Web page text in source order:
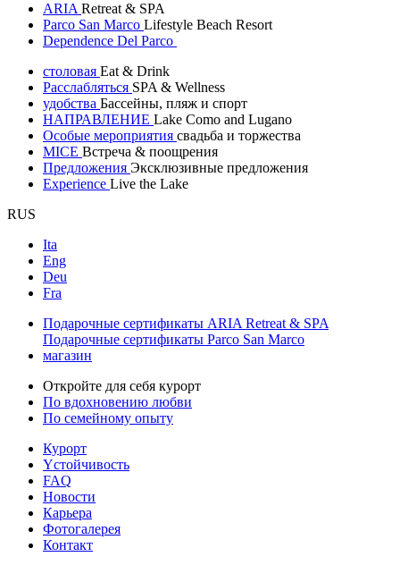
ARIA Retreat & SPA
Parco San Marco Lifestyle Beach Resort
Dependence Del Parco
столовая Eat & Drink
Расслабляться SPA & Wellness
удобства Бассейны, пляж и спорт
НАПРАВЛЕНИЕ Lake Como and Lugano
Особые мероприятия свадьба и торжества
MICE Встреча & поощрения
Предложения Эксклюзивные предложения
Experience Live the Lake
RUS
Ita
Eng
Deu
Fra
Подарочные сертификаты ARIA Retreat & SPA
Подарочные сертификаты Parco San Marco
магазин
Откройте для себя курорт
По вдохновению любви
По семейному опыту
Курорт
Yстойчивость
FAQ
Новости
Карьера
Фотогалерея
Контакт